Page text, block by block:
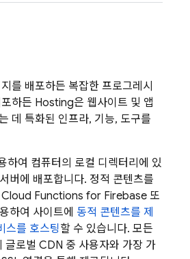
를 배포하든 복잡한 프로그레시
하든 Hosting은 웹사이트 및 앱
데 특화된 인프라, 기능, 도구를
하여 컴퓨터의 로컬 디렉터리에 있
서버에 배포합니다. 정적 콘텐츠를
Cloud Functions for Firebase 또
하여 사이트에 동적 콘텐츠를 제
스를 호스팅할 수 있습니다. 모든
로벌 CDN 중 사용자와 가장 가